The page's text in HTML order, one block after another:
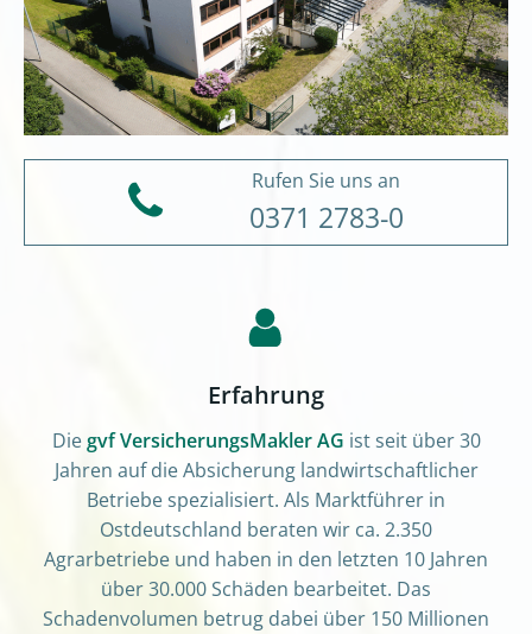
Rufen Sie uns an
0371 2783-0
Erfahrung
Diegvf VersicherungsMakler AG ist seit über 30
Jahren auf die Absicherung landwirtschaftlicher
Betriebe spezialisiert. Als Marktführer in
Ostdeutschland beraten wir ca. 2.350
Agrarbetriebe und haben in den letzten 10 Jahren
über 30.000 Schäden bearbeitet. Das
Schadenvolumen betrug dabei über 150 Millionen